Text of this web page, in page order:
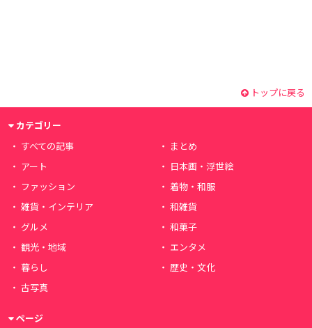
トップに戻る
カテゴリー
すべての記事
まとめ
アート
日本画・浮世絵
ファッション
着物・和服
雑貨・インテリア
和雑貨
グルメ
和菓子
観光・地域
エンタメ
暮らし
歴史・文化
古写真
ページ